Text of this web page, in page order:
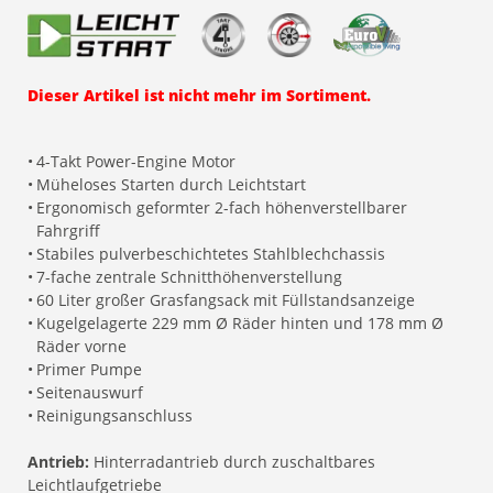
Dieser Artikel ist nicht mehr im Sortiment.
• 4-Takt Power-Engine Motor
• Müheloses Starten durch Leichtstart
• Ergonomisch geformter 2-fach höhenverstellbarer
Fahrgriff
• Stabiles pulverbeschichtetes Stahlblechchassis
• 7-fache zentrale Schnitthöhenverstellung
• 60 Liter großer Grasfangsack mit Füllstandsanzeige
• Kugelgelagerte 229 mm Ø Räder hinten und 178 mm Ø
Räder vorne
• Primer Pumpe
• Seitenauswurf
• Reinigungsanschluss
Antrieb: Hinterradantrieb durch zuschaltbares
Leichtlaufgetriebe